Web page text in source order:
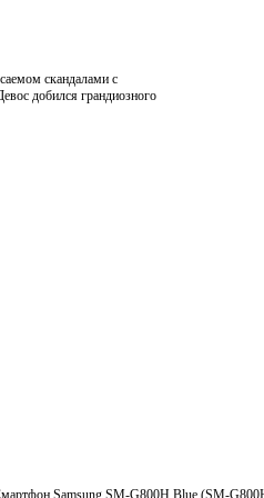
скандалами с
добился грандиозного